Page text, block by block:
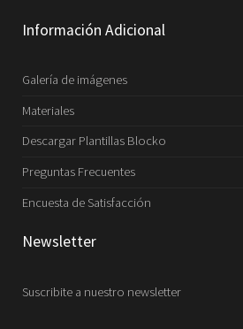
Información Adicional
Galería de imágenes
Materiales
Descargar Plantillas Blocko
Preguntas Frecuentes
Encuesta de Satisfacción
Newsletter
Suscribite a nuestro newsletter